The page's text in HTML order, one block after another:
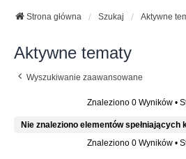
Strona główna Szukaj Aktywne
Aktywne tematy
Wyszukiwanie zaawansowane
Znaleziono 0 Wyników •
Nie znaleziono elementów spełniających
Znaleziono 0 Wyników •